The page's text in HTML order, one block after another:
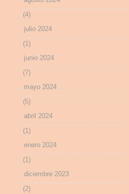
(4)
julio 2024
(1)
junio 2024
(7)
mayo 2024
(5)
abril 2024
(1)
enero 2024
(1)
diciembre 2023
(2)